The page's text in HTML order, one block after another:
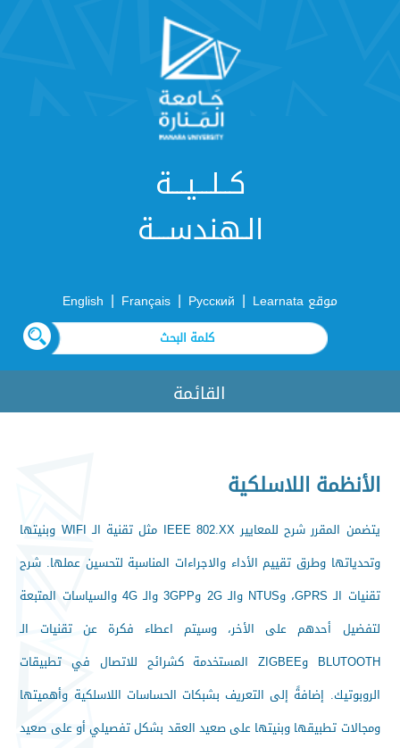
كــلـــيـــة
الـهندســـة
موقع Learnata |
Русский
|
Français
|
English
القائمة
الأنظمة اللاسلكية
يتضمن المقرر شرح للمعايير IEEE 802.XX مثل تقنية الـ WIFI وبنيتها
وتحدياتها وطرق تقييم الأداء والاجراءات المناسبة لتحسين عملها. شرح
تقنيات الـ GPRS، وNTUS والـ 2G و3GPP والـ 4G والسياسات المتبعة
لتفضيل أحدهم على الأخر، وسيتم اعطاء فكرة عن تقنيات الـ
BLUTOOTH وZIGBEE المستخدمة كشرائح للاتصال في تطبيقات
الروبوتيك. إضافةً إلى التعريف بشبكات الحساسات اللاسلكية وأهميتها
ومجالات تطبيقها وبنيتها على صعيد العقد بشكل تفصيلي أو على صعيد